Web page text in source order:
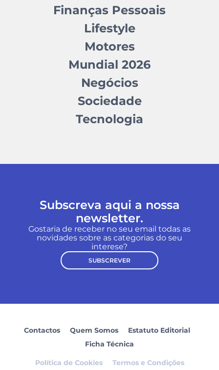
Finanças Pessoais
Lifestyle
Motores
Mundial 2026
Negócios
Sociedade
Tecnologia
Subscreva aqui a nossa
newsletter.
Gostaria de receber no seu email todas as
novidades sobre as categorias do seu
interese?
SUBSCREVER
Contactos Quem Somos
Estatuto Editorial
Ficha Técnica
Política de Cookies Termos e Condições